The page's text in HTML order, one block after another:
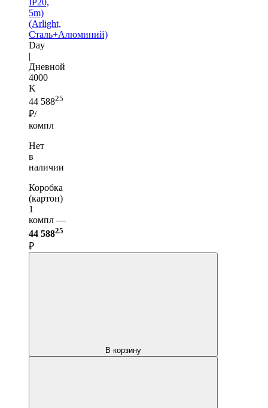
IP20,
5m)
(Arlight,
Сталь+Алюминий)
Day
|
Дневной
4000
K
44 58825
₽/
компл
Нет
в
наличии
Коробка
(картон)
1
компл —
44 58825
₽
В корзину